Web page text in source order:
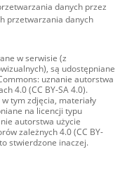
danych przez
przetwarzania danych
w serwisie (z
są udostępniane
uznanie autorstwa
4.0 (CC BY-SA 4.0).
tym zdjęcia, materiały
na licencji typu
autorstwa użycie
zależnych 4.0 (CC BY-
stwierdzone inaczej.